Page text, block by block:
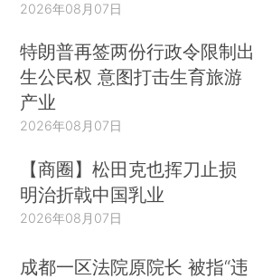
2026年08月07日
特朗普再签两份行政令限制出
生公民权 意图打击生育旅游
产业
2026年08月07日
【商圈】松田克也挥刀止损
明治折戟中国乳业
2026年08月07日
成都一区法院原院长 被指“违